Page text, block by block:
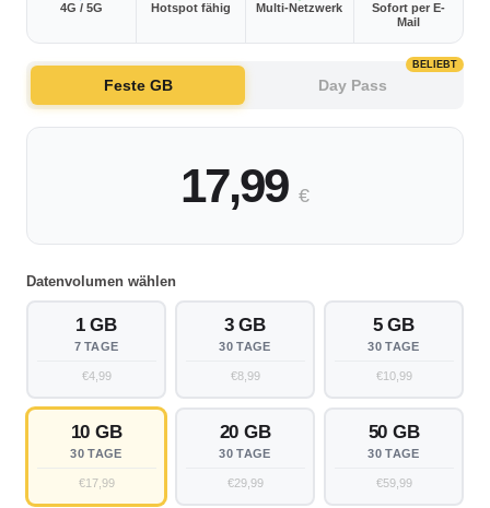
4G / 5G Hotspot fähig Multi-Netzwerk
Sofort per E-
Mail
Feste GB Day Pass
BELIEBT
17,99 €
Datenvolumen wählen
1 GB
7 TAGE
€4,99
3 GB
30 TAGE
€8,99
5 GB
30 TAGE
€10,99
10 GB
30 TAGE
€17,99
20 GB
30 TAGE
€29,99
50 GB
30 TAGE
€59,99